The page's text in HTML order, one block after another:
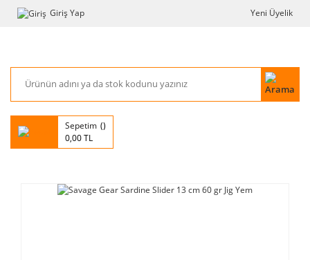
Giriş Yap Yeni Üyelik
Sepetim
0,00 TL